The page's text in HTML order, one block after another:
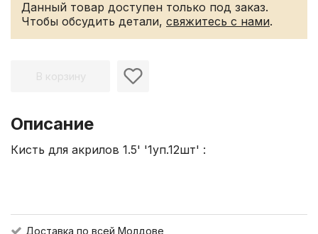
Данный товар доступен только под заказ.
Чтобы обсудить детали, свяжитесь с нами.
В корзину
Описание
Кисть для акрилов 1.5' '1уп.12шт' :
Доставка по всей Молдове